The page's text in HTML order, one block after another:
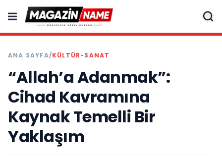
ANA SAYFA/KÜLTÜR-SANAT
“Allah’a Adanmak”:
Cihad Kavramına
Kaynak Temelli Bir
Yaklaşım